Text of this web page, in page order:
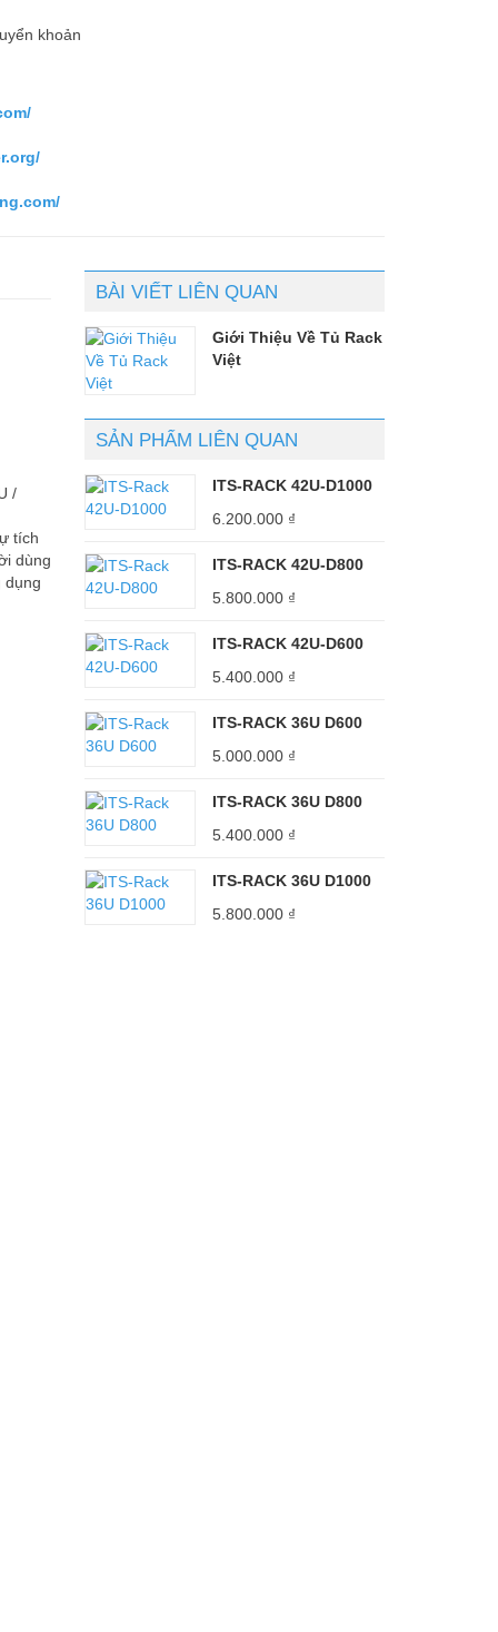
khoản
/
tích
dùng
dụng
BÀI VIẾT LIÊN QUAN
Giới Thiệu Về Tủ Rack
Việt
SẢN PHẨM LIÊN QUAN
ITS-RACK 42U-D1000
6.200.000 ₫
ITS-RACK 42U-D800
5.800.000 ₫
ITS-RACK 42U-D600
5.400.000 ₫
ITS-RACK 36U D600
5.000.000 ₫
ITS-RACK 36U D800
5.400.000 ₫
ITS-RACK 36U D1000
5.800.000 ₫